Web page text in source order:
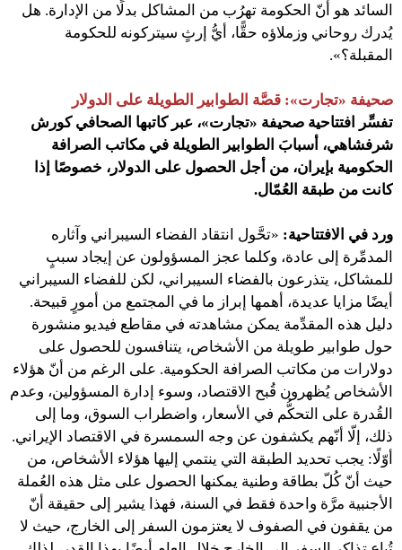
السائد هو أنّ الحكومة تهرُب من المشاكل بدلًا من الإدارة. هل
يُدرك روحاني وزملاؤه حقًّا، أيُّ إرثٍ سيتركونه للحكومة
المقبلة؟».
صحيفة «تجارت»: قصَّة الطوابير الطويلة على الدولار
تفسِّر افتتاحية صحيفة «تجارت»، عبر كاتبها الصحافي كورش
شرفشاهي، أسبابَ الطوابير الطويلة في مكاتب الصرافة
الحكومية بإيران، من أجل الحصول على الدولار، خصوصًا إذا
كانت من طبقة العُمّال.
ورد في الافتتاحية: «تحَّول انتقاد الفضاء السيبراني وآثاره
المدمِّرة إلى عادة، وكلما عجز المسؤولون عن إيجاد سببٍ
للمشاكل، يتذرعون بالفضاء السيبراني، لكن للفضاء السيبراني
أيضًا مزايا عديدة، أهمها إبراز ما في المجتمع من أمورٍ قبيحة.
دليل هذه المقدِّمة يمكن مشاهدته في مقاطع فيديو منشورة
حول طوابير طويلة من الأشخاص، يتنافسون للحصول على
دولارات من مكاتب الصرافة الحكومية. على الرغم من أنّ هؤلاء
الأشخاص يُظهرون قُبح الاقتصاد، وسوء إدارة المسؤولين، وعدم
القُدرة على التحكُّم في الأسعار، واضطراب السوق، وما إلى
ذلك، إلّا أنّهم يكشفون عن وجه السمسرة في الاقتصاد الإيراني.
أوّلًا: يجب تحديد الطبقة التي ينتمي إليها هؤلاء الأشخاص، من
حيث أنّ كُلّ بطاقة وطنية يمكنها الحصول على مثل هذه العُملة
الأجنبية مرَّة واحدة فقط في السنة، فهذا يشير إلى حقيقة أنّ
من يقفون في الصفوف لا يعتزمون السفر إلى الخارج، حيث لا